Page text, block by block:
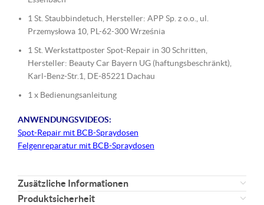
1 St. Staubbindetuch, Hersteller: APP Sp. z o.o., ul.
Przemysłowa 10, PL-62-300 Września
1 St. Werkstattposter Spot-Repair in 30 Schritten,
Hersteller: Beauty Car Bayern UG (haftungsbeschränkt),
Karl-Benz-Str.1, DE-85221 Dachau
1 x Bedienungsanleitung
ANWENDUNGSVIDEOS:
Spot-Repair mit BCB-Spraydosen
Felgenreparatur mit BCB-Spraydosen
Zusätzliche Informationen
Produktsicherheit